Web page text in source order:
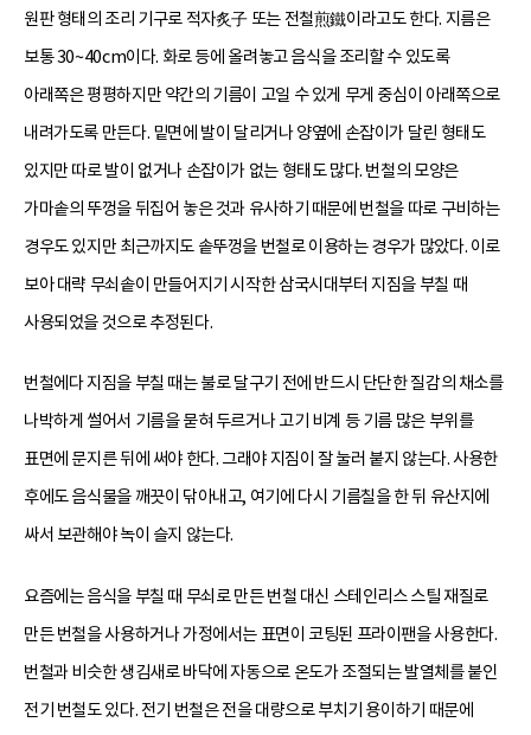
원판 형태의 조리 기구로 적자炙子 또는 전철煎鐵이라고도 한다. 지름은
보통 30~40cm이다. 화로 등에 올려놓고 음식을 조리할 수 있도록
아래쪽은 평평하지만 약간의 기름이 고일 수 있게 무게 중심이 아래쪽으로
내려가도록 만든다. 밑면에 발이 달리거나 양옆에 손잡이가 달린 형태도
있지만 따로 발이 없거나 손잡이가 없는 형태도 많다. 번철의 모양은
가마솥의 뚜껑을 뒤집어 놓은 것과 유사하기 때문에 번철을 따로 구비하는
경우도 있지만 최근까지도 솥뚜껑을 번철로 이용하는 경우가 많았다. 이로
보아 대략 무쇠솥이 만들어지기 시작한 삼국시대부터 지짐을 부칠 때
사용되었을 것으로 추정된다.
번철에다 지짐을 부칠 때는 불로 달구기 전에 반드시 단단한 질감의 채소를
나박하게 썰어서 기름을 묻혀 두르거나 고기 비계 등 기름 많은 부위를
표면에 문지른 뒤에 써야 한다. 그래야 지짐이 잘 눌러 붙지 않는다. 사용한
후에도 음식물을 깨끗이 닦아내고, 여기에 다시 기름칠을 한 뒤 유산지에
싸서 보관해야 녹이 슬지 않는다.
요즘에는 음식을 부칠 때 무쇠로 만든 번철 대신 스테인리스 스틸 재질로
만든 번철을 사용하거나 가정에서는 표면이 코팅된 프라이팬을 사용한다.
번철과 비슷한 생김새로 바닥에 자동으로 온도가 조절되는 발열체를 붙인
전기 번철도 있다. 전기 번철은 전을 대량으로 부치기 용이하기 때문에